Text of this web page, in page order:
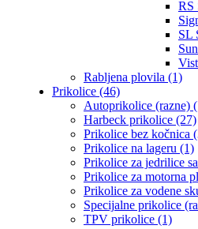
RS
SL
Rabljena plovila (1)
Prikolice (46)
Autoprikolice (razne)
Harbeck prikolice (27)
Prikolice bez kočnica
Prikolice na lageru (1)
Prikolice za jedrilice
Prikolice za motorna
Prikolice za vodene
Specijalne prikolice
TPV prikolice (1)